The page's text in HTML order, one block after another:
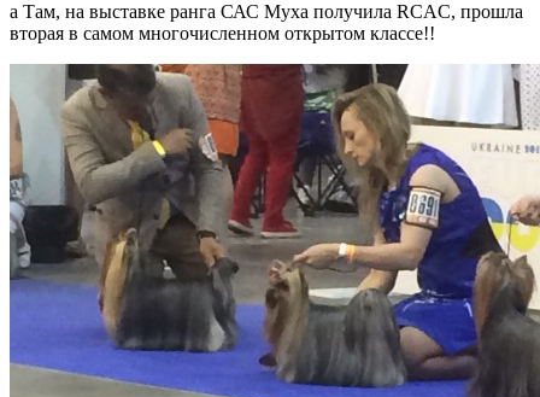
а Там, на выставке ранга САС Муха получила RCAC, прошла
вторая в самом многочисленном открытом классе!!